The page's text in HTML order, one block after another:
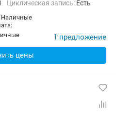
Циклическая запись: Есть
приемник, Автоматическое
наличные
1 предложение
цены